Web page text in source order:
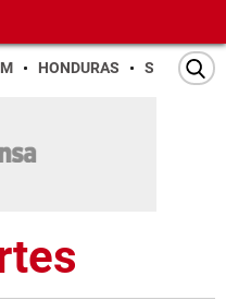
HONDURAS SAN PEDRO